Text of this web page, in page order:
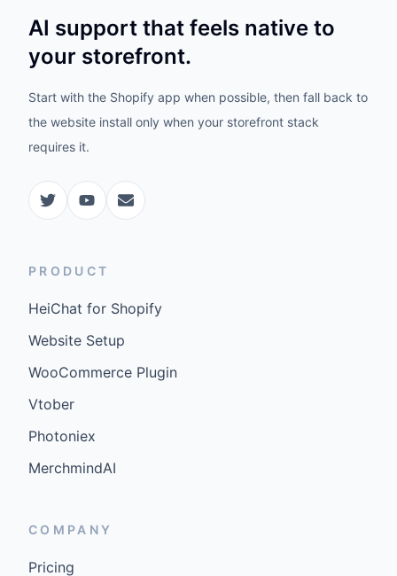
AI support that feels native to
your storefront.
Start with the Shopify app when possible, then fall back to
the website install only when your storefront stack
requires it.
PRODUCT
HeiChat for Shopify
Website Setup
WooCommerce Plugin
Vtober
Photoniex
MerchmindAI
COMPANY
Pricing